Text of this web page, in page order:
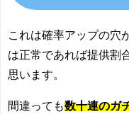
これは確率アップの穴
は正常であれば提供割
思います。
間違っても数十連のガ